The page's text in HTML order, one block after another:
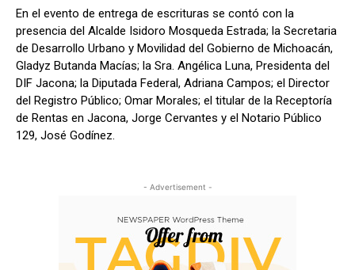
En el evento de entrega de escrituras se contó con la
presencia del Alcalde Isidoro Mosqueda Estrada; la Secretaria
de Desarrollo Urbano y Movilidad del Gobierno de Michoacán,
Gladyz Butanda Macías; la Sra. Angélica Luna, Presidenta del
DIF Jacona; la Diputada Federal, Adriana Campos; el Director
del Registro Público; Omar Morales; el titular de la Receptoría
de Rentas en Jacona, Jorge Cervantes y el Notario Público
129, José Godínez.
- Advertisement -